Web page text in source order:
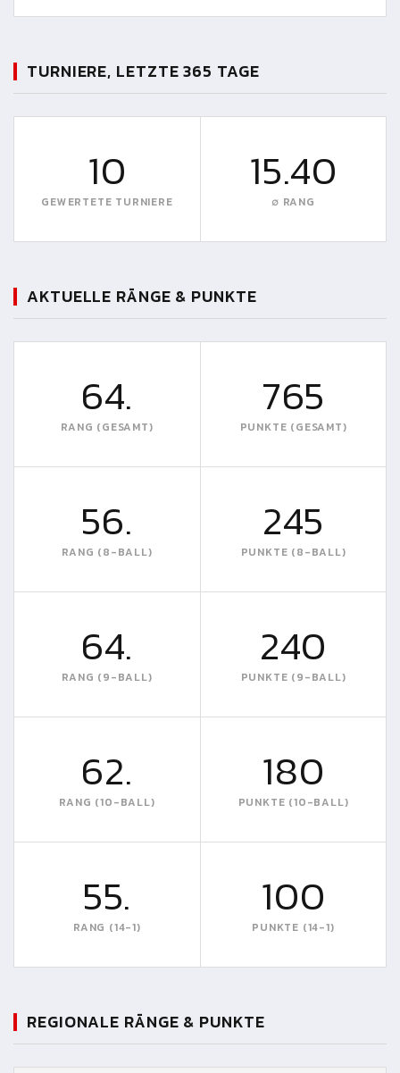
TURNIERE, LETZTE 365 TAGE
10
GEWERTETE TURNIERE
15.40
∅ RANG
AKTUELLE RÄNGE & PUNKTE
64.
RANG (GESAMT)
765
PUNKTE (GESAMT)
56.
RANG (8-BALL)
245
PUNKTE (8-BALL)
64.
RANG (9-BALL)
240
PUNKTE (9-BALL)
62.
RANG (10-BALL)
180
PUNKTE (10-BALL)
55.
RANG (14-1)
100
PUNKTE (14-1)
REGIONALE RÄNGE & PUNKTE